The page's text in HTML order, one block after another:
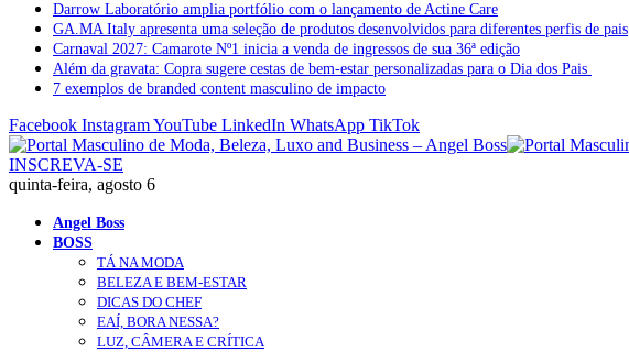
Darrow Laboratório amplia portfólio com o lançamento de Actine Care
GA.MA Italy apresenta uma seleção de produtos desenvolvidos para diferentes perfis de pais
Carnaval 2027: Camarote Nº1 inicia a venda de ingressos de sua 36ª edição
Além da gravata: Copra sugere cestas de bem-estar personalizadas para o Dia dos Pais
7 exemplos de branded content masculino de impacto
Facebook InstagramYouTube LinkedIn WhatsApp TikTok
INSCREVA-SE
quinta-feira, agosto 6
Angel Boss
BOSS
TÁ NA MODA
BELEZA E BEM-ESTAR
DICAS DO CHEF
EAÍ, BORA NESSA?
LUZ, CÂMERA E CRÍTICA